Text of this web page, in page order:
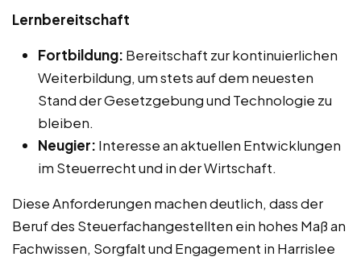
Lernbereitschaft
Fortbildung: Bereitschaft zur kontinuierlichen
Weiterbildung, um stets auf dem neuesten
Stand der Gesetzgebung und Technologie zu
bleiben.
Neugier: Interesse an aktuellen Entwicklungen
im Steuerrecht und in der Wirtschaft.
Diese Anforderungen machen deutlich, dass der
Beruf des Steuerfachangestellten ein hohes Maß an
Fachwissen, Sorgfalt und Engagement in Harrislee